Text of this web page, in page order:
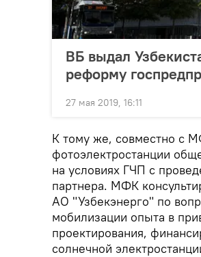
ВБ выдал
реформу
27 мая 2019, 16:11
К тому же, совместно с
фотоэлектростанции
на условиях ГЧП с
партнера. МФК
АО "Узбекэнерго" по
мобилизации опыта в
проектирования,
солнечной